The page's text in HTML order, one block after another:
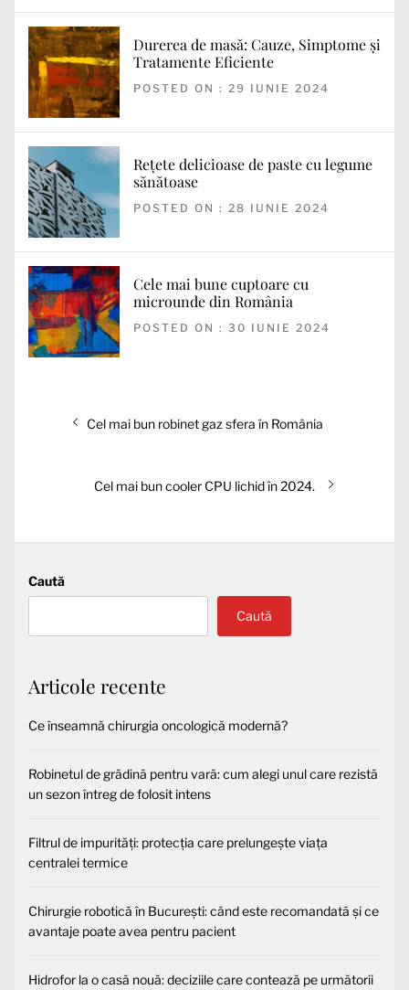
Durerea de masă: Cauze, Simptome și
Tratamente Eficiente
POSTED ON : 29 IUNIE 2024
Rețete delicioase de paste cu legume
sănătoase
POSTED ON : 28 IUNIE 2024
Cele mai bune cuptoare cu
microunde din România
POSTED ON : 30 IUNIE 2024
Articolul
Cel mai bun robinet gaz sfera în România
Articolul
Cel mai bun cooler CPU lichid în 2024.
Caută
Caută
Articole recente
Ce înseamnă chirurgia oncologică modernă?
Robinetul de grădină pentru vară: cum alegi unul care rezistă
un sezon întreg de folosit intens
Filtrul de impurități: protecția care prelungește viața
centralei termice
Chirurgie robotică în București: când este recomandată și ce
avantaje poate avea pentru pacient
Hidrofor la o casă nouă: deciziile care contează pe următorii